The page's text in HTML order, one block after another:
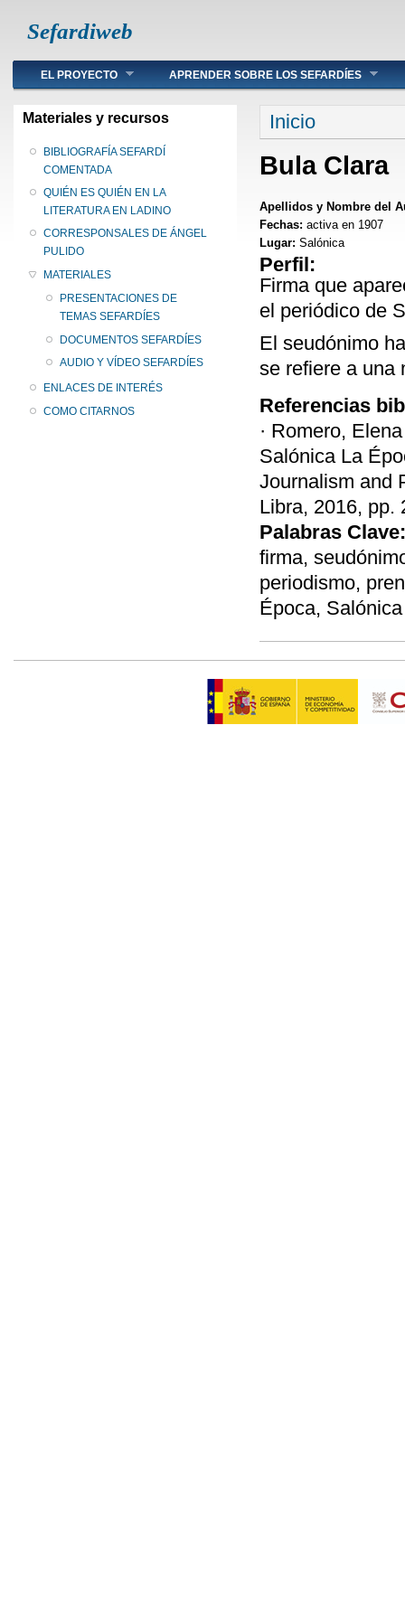
Sefardiweb
Main menu
EL PROYECTO APRENDER SOBRE LOS SEFARDÍES
Materiales y recursos
BIBLIOGRAFÍA SEFARDÍ
COMENTADA
QUIÉN ES QUIÉN EN LA
LITERATURA EN LADINO
CORRESPONSALES DE ÁNGEL
PULIDO
MATERIALES
PRESENTACIONES DE
TEMAS SEFARDÍES
DOCUMENTOS SEFARDÍES
AUDIO Y VÍDEO SEFARDÍES
ENLACES DE INTERÉS
COMO CITARNOS
Se encuentra
Inicio
Bula Clara
Apellidos y Nombre del
Fechas: activa en 1907
Lugar: Salónica
Perfil:
Firma que
el periódico de
El seudónimo
se refiere a una
Referencias
· Romero,
Salónica La
Journalism and
Libra, 2016, pp.
Palabras Clave:
firma,
periodismo,
Época,